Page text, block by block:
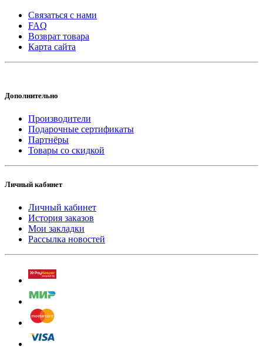
Связаться с нами
FAQ
Возврат товара
Карта сайта
Дополнительно
Производители
Подарочные сертификаты
Партнёры
Товары со скидкой
Личный кабинет
Личный кабинет
История заказов
Мои закладки
Рассылка новостей